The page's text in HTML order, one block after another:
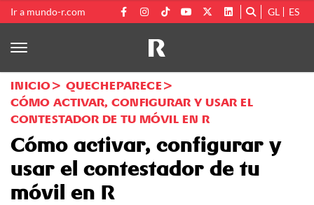
Ir a mundo-r.com GL ES
INICIO
QUECHEPARECE
CÓMO ACTIVAR, CONFIGURAR Y USAR EL
CONTESTADOR DE TU MÓVIL EN R
Cómo activar, configurar y
usar el contestador de tu
móvil en R